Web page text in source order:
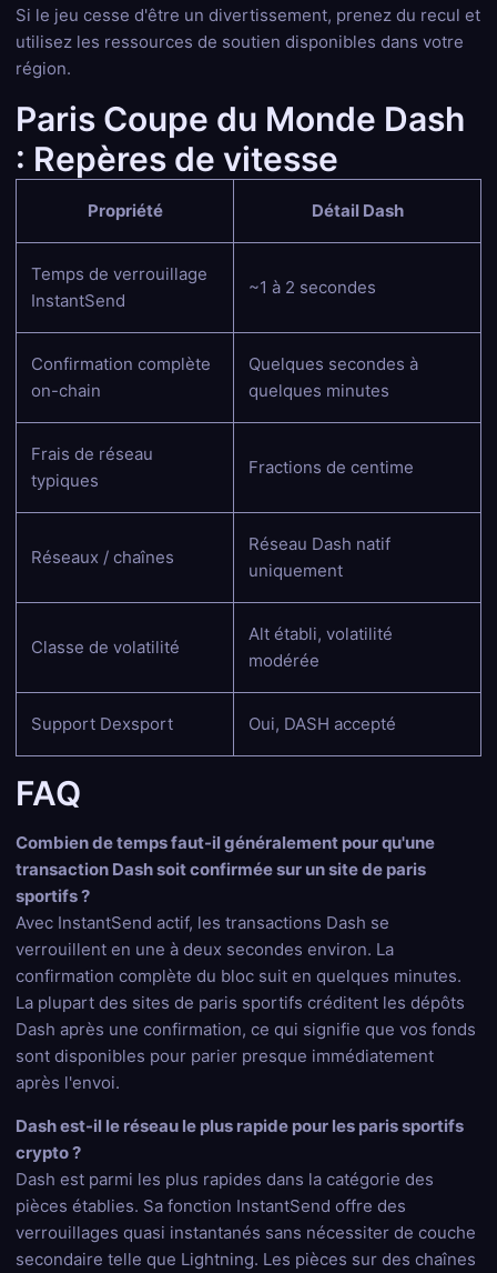
Si le jeu cesse d'être un divertissement, prenez du recul et
utilisez les ressources de soutien disponibles dans votre
région.
Paris Coupe du Monde Dash
: Repères de vitesse
Propriété Détail Dash
Temps de verrouillage
InstantSend
~1 à 2 secondes
Confirmation complète
on-chain
Quelques secondes à
quelques minutes
Frais de réseau
typiques
Fractions de centime
Réseaux / chaînes
Réseau Dash natif
uniquement
Classe de volatilité
Alt établi, volatilité
modérée
Support Dexsport Oui, DASH accepté
FAQ
Combien de temps faut-il généralement pour qu'une
transaction Dash soit confirmée sur un site de paris
sportifs ?
Avec InstantSend actif, les transactions Dash se
verrouillent en une à deux secondes environ. La
confirmation complète du bloc suit en quelques minutes.
La plupart des sites de paris sportifs créditent les dépôts
Dash après une confirmation, ce qui signifie que vos fonds
sont disponibles pour parier presque immédiatement
après l'envoi.
Dash est-il le réseau le plus rapide pour les paris sportifs
crypto ?
Dash est parmi les plus rapides dans la catégorie des
pièces établies. Sa fonction InstantSend offre des
verrouillages quasi instantanés sans nécessiter de couche
secondaire telle que Lightning. Les pièces sur des chaînes